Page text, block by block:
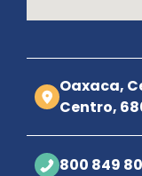
Oaxaca,
Centro,
800 849